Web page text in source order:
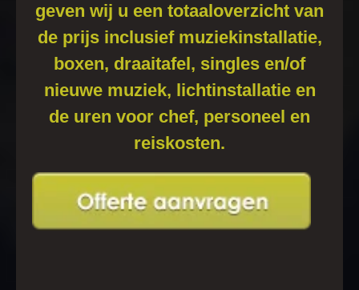
geven wij u een totaaloverzicht van
de prijs inclusief muziekinstallatie,
boxen, draaitafel, singles en/of
nieuwe muziek, lichtinstallatie en
de uren voor chef, personeel en
reiskosten.